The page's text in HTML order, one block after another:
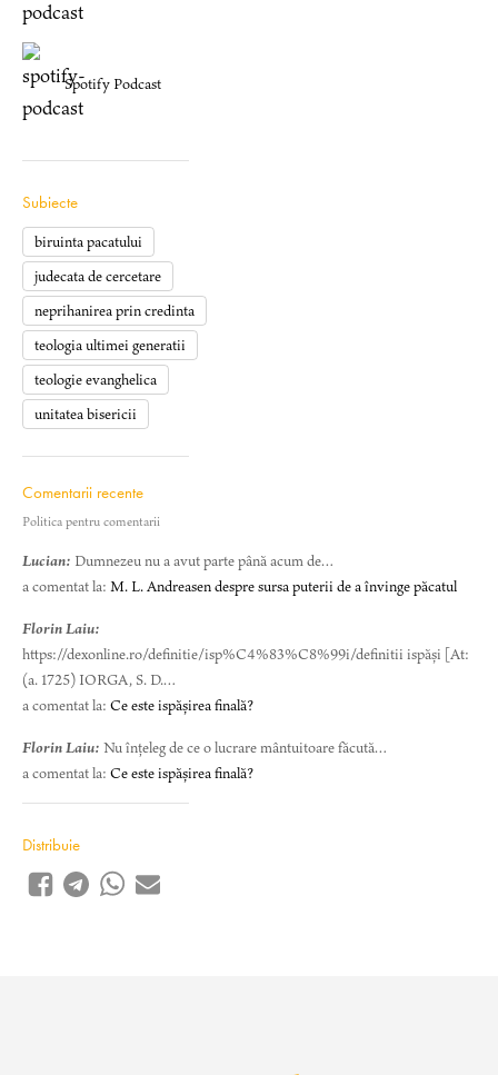
Spotify Podcast
Subiecte
biruinta pacatului
judecata de cercetare
neprihanirea prin credinta
teologia ultimei generatii
teologie evanghelica
unitatea bisericii
Comentarii recente
Politica pentru comentarii
Lucian: Dumnezeu nu a avut parte până acum de…
a comentat la: M. L. Andreasen despre sursa puterii de a învinge păcatul
Florin Laiu:
https://dexonline.ro/definitie/isp%C4%83%C8%99i/definitii ispăși [At:
(a. 1725) IORGA, S. D.…
a comentat la: Ce este ispășirea finală?
Florin Laiu: Nu înțeleg de ce o lucrare mântuitoare făcută…
a comentat la: Ce este ispășirea finală?
Distribuie